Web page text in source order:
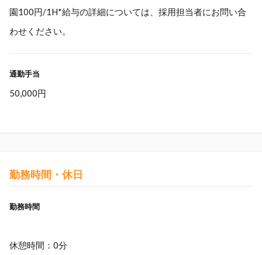
園100円/1H*給与の詳細については、採用担当者にお問い合
わせください。
通勤手当
50,000円
勤務時間・休日
勤務時間
休憩時間：0分